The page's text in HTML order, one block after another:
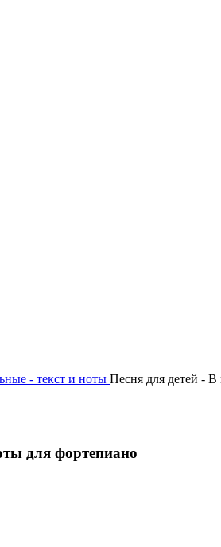
- текст и ноты Песня для детей - В
для фортепиано